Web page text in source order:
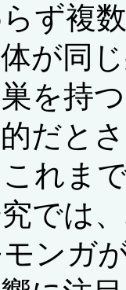
ず複
が同
を持
だと
れま
では
ンガ